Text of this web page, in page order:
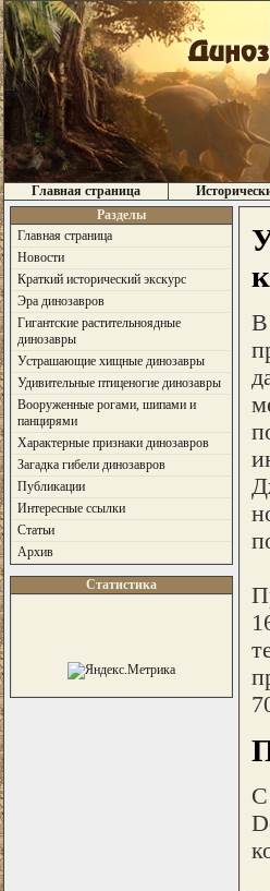
Главная страница
Разделы
Главная страница
Новости
Краткий исторический экскурс
Эра динозавров
Гигантские растительноядные
динозавры
Устрашающие хищные динозавры
Удивительные птиценогие динозавры
Вооруженные рогами, шипами и
панцирями
Характерные признаки динозавров
Загадка гибели динозавров
Публикации
Интересные ссылки
Статьи
Архив
Статистика
В
С